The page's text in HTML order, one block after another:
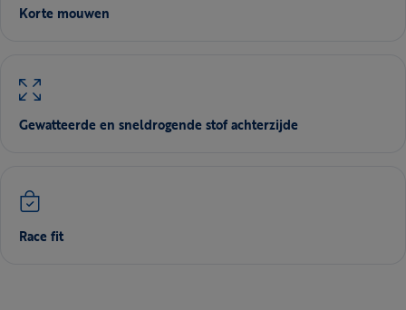
Korte mouwen
Gewatteerde en sneldrogende stof achterzijde
Race fit